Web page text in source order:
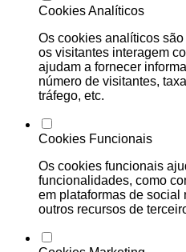
Cookies Analíticos
Os cookies analíticos
os visitantes interagem
ajudam a fornecer
número de visitantes,
tráfego, etc.
Cookies Funcionais
Os cookies funcionais
funcionalidades, como
em plataformas de social
outros recursos de